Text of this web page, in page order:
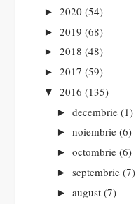
► 2020 (54)
► 2019 (68)
► 2018 (48)
► 2017 (59)
▼ 2016 (135)
► decembrie (1)
► noiembrie (6)
► octombrie (6)
► septembrie (7)
► august (7)